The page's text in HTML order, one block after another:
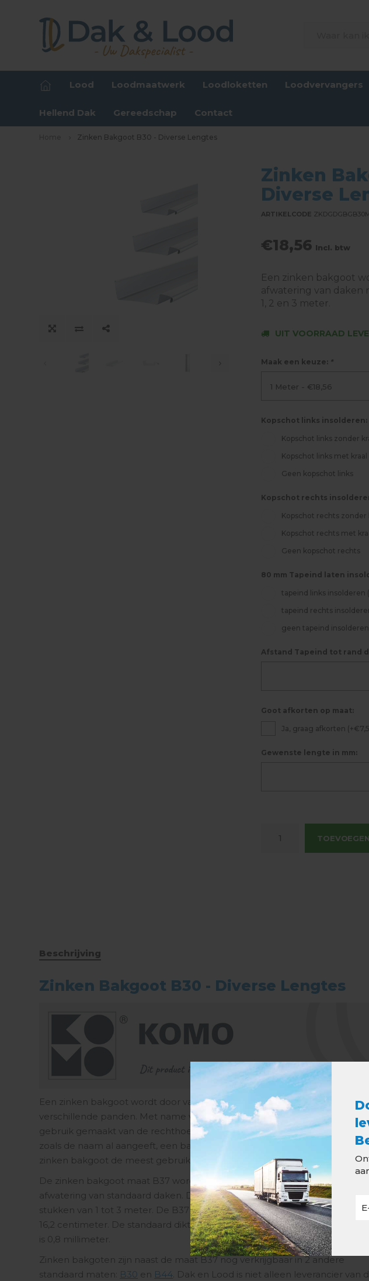
Lood Loodmaatwerk Loodloketten Loodvervangers
Hellend Dak Gereedschap Contact
Zinken Bakgoot B30 - Diverse Lengtes
Zinken
Diverse
ARTIKELCODE
€18,56 Incl. btw
Een zinken bakgoot
afwatering van daken
1, 2 en 3 meter.
UIT VOORRAAD
Maak een keuze: *
1 Meter - €18,56
Kopschot links insolderen:
Kopschot links zonder
Kopschot links met
Geen kopschot links
Kopschot rechts
Kopschot rechts
Kopschot rechts met
Geen kopschot rechts
80 mm Tapeind laten
tapeind links insolderen
tapeind rechts
geen tapeind insolderen
Afstand Tapeind tot rand
Goot afkorten op maat:
Ja, graag afkorten
Gewenste lengte in mm:
Beschrijving
Zinken Bakgoot B30 - Diverse Lengtes
Een zinken bakgoot wordt door vakmensen toegepast voor allerlei
verschillende panden. Met name voor de afwatering van daken wordt
gebruik gemaakt van de rechthoekige bakgoot.Zinken bakgoten hebben,
zoals de naam al aangeeft, een bakvormige doorsnede. In de Benelux is
zinken bakgoot de meest gebruikte afwateringsoplossing.
De zinken bakgoot maat B37 wordt voornamelijk gebruikt voor de
afwatering van standaard daken. Deze maat zinken bakgoot is verkrijgbaar
stukken van 1 tot 3 meter. De B37 bakgoot heeft een bodembreedte van
16,2 centimeter. De standaard dikte van deze rechthoekige zinken
is 0,8 millimeter.
Zinken bakgoten zijn naast de maat B37 nog verkrijgbaar in 2 andere
standaard maten: B30 en B44 Dak en Lood is niet alleen leverancier van